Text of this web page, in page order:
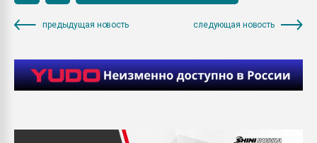
предыдущая новость следующая новость